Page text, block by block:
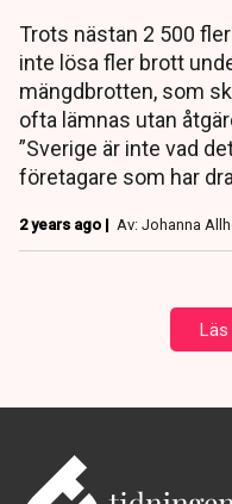
Trots nästan 2 500
inte lösa fler brott
mängdbrotten, som
ofta lämnas utan
”Sverige är inte vad
företagare som har
2 years ago | Av: Johanna